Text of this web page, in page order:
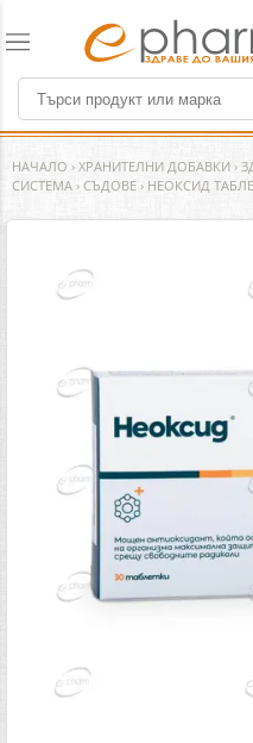
НАЧАЛО › ХРАНИТЕЛНИ ДОБАВКИ ›
СИСТЕМА › СЪДОВЕ › НЕОКСИД